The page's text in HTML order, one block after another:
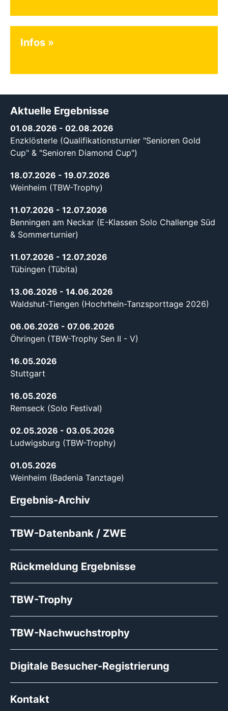
Infos
Aktuelle Ergebnisse
01.08.2026 - 02.08.2026
Enzklösterle (Qualifikationsturnier "Senioren Gold
Cup" & "Senioren Diamond Cup")
18.07.2026 - 19.07.2026
Weinheim (TBW-Trophy)
11.07.2026 - 12.07.2026
Benningen am Neckar (E-Klassen Solo Challenge Süd
& Sommerturnier)
11.07.2026 - 12.07.2026
Tübingen (Tübita)
13.06.2026 - 14.06.2026
Waldshut-Tiengen (Hochrhein-Tanzsporttage 2026)
06.06.2026 - 07.06.2026
Öhringen (TBW-Trophy Sen II - V)
16.05.2026
Stuttgart
16.05.2026
Remseck (Solo Festival)
02.05.2026 - 03.05.2026
Ludwigsburg (TBW-Trophy)
01.05.2026
Weinheim (Badenia Tanztage)
Ergebnis-Archiv
TBW-Datenbank / ZWE
Rückmeldung Ergebnisse
TBW-Trophy
TBW-Nachwuchstrophy
Digitale Besucher-Registrierung
Kontakt